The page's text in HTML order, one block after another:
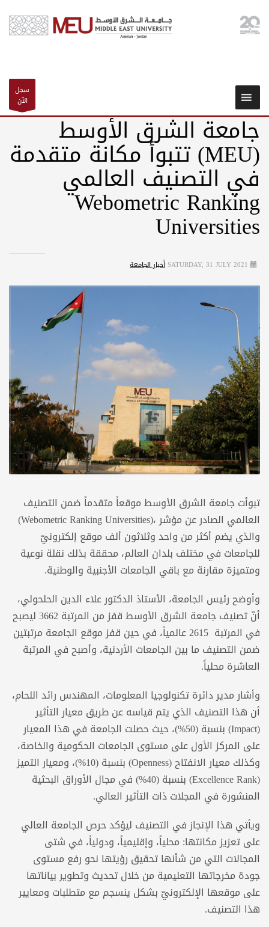
سجل
الآن
جامعة الشرق الأوسط
(MEU) تتبوأ مكانة متقدمة
في التصنيف العالمي
Webometric Ranking
Universities
SATURDAY, 31 JULY 2021 أخبار الجامعة
تبوأت جامعة الشرق الأوسط موقعاً متقدماً ضمن التصنيف
العالمي الصادر عن مؤشر ،(Webometric Ranking Universities)
والذي يضم أكثر من واحد وثلاثون ألف موقع إلكترونيّ
للجامعات في مختلف بلدان العالم، محققة بذلك نقلة نوعية
ومتميزة مقارنة مع باقي الجامعات الأجنبية والوطنية.
وأوضح رئيس الجامعة، الأستاذ الدكتور علاء الدين الحلحولي،
أنّ تصنيف جامعة الشرق الأوسط قفز من المرتبة 3662 ليصبح
في المرتبة 2615 عالمياً، في حين قفز موقع الجامعة مرتبتين
ضمن التصنيف ما بين الجامعات الأردنية، وأصبح في المرتبة
العاشرة محلياً.
وأشار مدير دائرة تكنولوجيا المعلومات، المهندس رائد اللحام،
أن هذا التصنيف الذي يتم قياسه عن طريق معيار التأثير
(Impact) بنسبة (50%)، حيث حصلت الجامعة في هذا المعيار
على المركز الأول على مستوى الجامعات الحكومية والخاصة،
وكذلك معيار الانفتاح (Openness) بنسبة (10%)، ومعيار التميز
(Excellence Rank) بنسبة (40%) في مجال الأوراق البحثية
المنشورة في المجلات ذات التأثير العالي.
ويأتي هذا الإنجاز في التصنيف ليؤكد حرص الجامعة العالي
على تعزيز مكانتها: محلياً، وإقليمياً، ودولياً، في شتى
المجالات التي من شأنها تحقيق رؤيتها نحو رفع مستوى
جودة مخرجاتها التعليمية من خلال تحديث وتطوير بياناتها
على موقعها الإلكترونيّ بشكل ينسجم مع متطلبات ومعايير
هذا التصنيف.